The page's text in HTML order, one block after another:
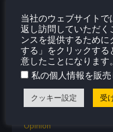
General Game News
HandheldHQ
Hardware
Lenovo
Linux
MagicX
MSI
Nintendo
Opinion
当社のウェブサイトで
返し訪問していただく
ンスを提供するため
する」をクリックする
意したことになります。
私の個人情報を販
クッキー設定 受